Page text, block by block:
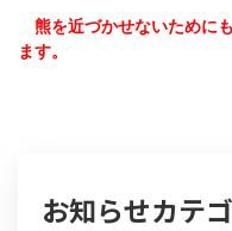
熊を近づかせないために
ます。
お知らせカテ